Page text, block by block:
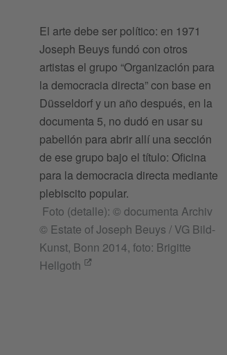
El arte debe ser político: en 1971
Joseph Beuys fundó con otros
artistas el grupo “Organización para
la democracia directa” con base en
Düsseldorf y un año después, en la
documenta 5, no dudó en usar su
pabellón para abrir allí una sección
de ese grupo bajo el título: Oficina
para la democracia directa mediante
plebiscito popular.
Foto (detalle): © documenta Archiv
© Estate of Joseph Beuys / VG Bild-
Kunst, Bonn 2014, foto: Brigitte
Hellgoth